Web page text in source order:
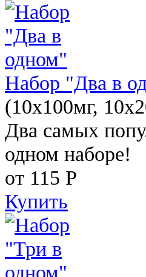
Набор "Два в
(10x100мг,
Два самых
одном наборе!
от 115 Р
Купить